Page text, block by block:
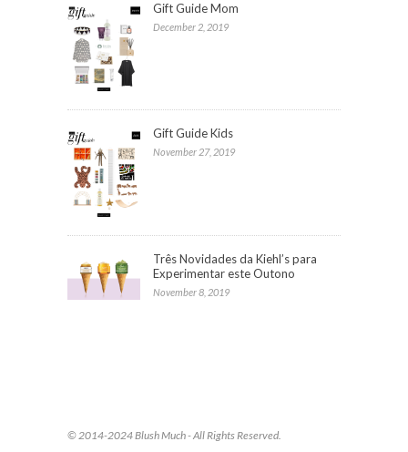
Gift Guide Mom
December 2, 2019
Gift Guide Kids
November 27, 2019
Três Novidades da Kiehl’s para
Experimentar este Outono
November 8, 2019
© 2014-2024 Blush Much - All Rights Reserved.